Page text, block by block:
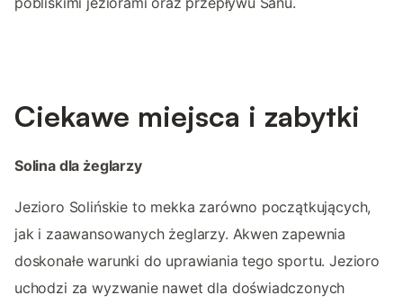
Ciekawe miejsca i zabytki
Solina dla żeglarzy
Jezioro Solińskie to mekka zarówno początkujących,
jak i zaawansowanych żeglarzy. Akwen zapewnia
doskonałe warunki do uprawiania tego sportu. Jezioro
uchodzi za wyzwanie nawet dla doświadczonych